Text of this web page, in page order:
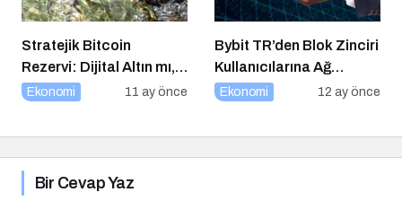
Stratejik Bitcoin
Rezervi: Dijital Altın mı,
Riskli Bir Hamle mi?
Ekonomi 11 ay önce
Bybit TR’den Blok Zinciri
Kullanıcılarına Ağ
Tıkanıklığı Rehberi!
Ekonomi 12 ay önce
Bir Cevap Yaz